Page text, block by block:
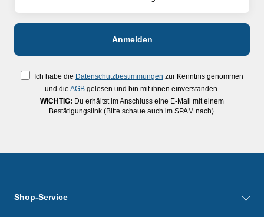
Ich habe die Datenschutzbestimmungen zur Kenntnis genommen
und die AGB gelesen und bin mit ihnen einverstanden.
WICHTIG: Du erhältst im Anschluss eine E-Mail mit einem
Bestätigungslink (Bitte schaue auch im SPAM nach).
Shop-Service